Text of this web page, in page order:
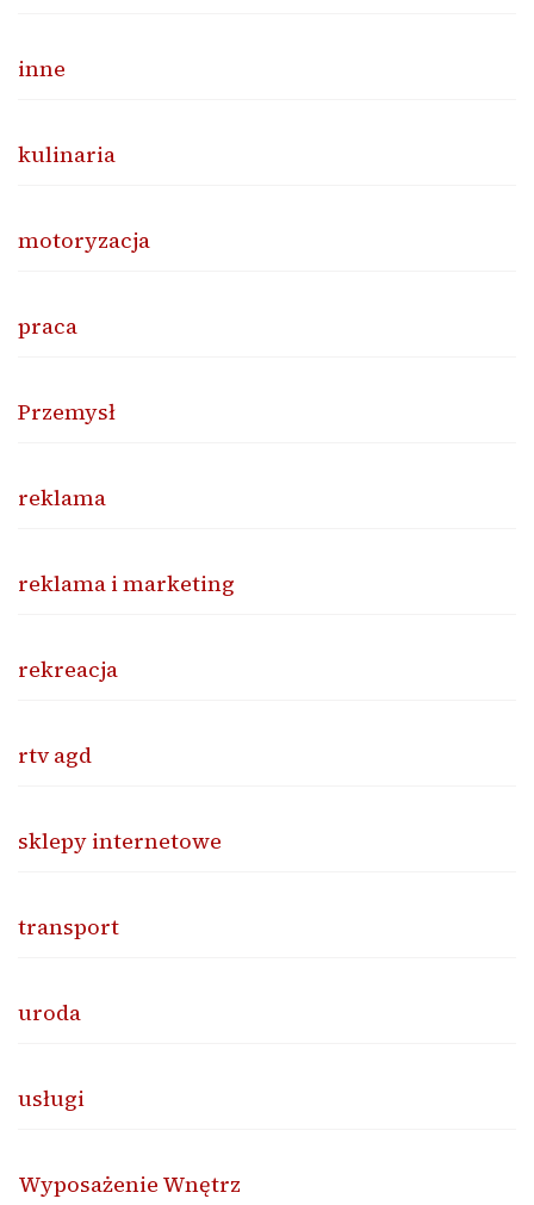
inne
kulinaria
motoryzacja
praca
Przemysł
reklama
reklama i marketing
rekreacja
rtv agd
sklepy internetowe
transport
uroda
usługi
Wyposażenie Wnętrz